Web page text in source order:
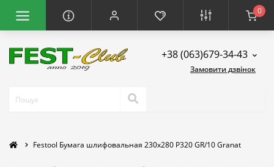
0
+38 (063)679-34-43
Замовити дзвінок
Festool Бумага шлифовальная 230x280 P320 GR/10 Granat